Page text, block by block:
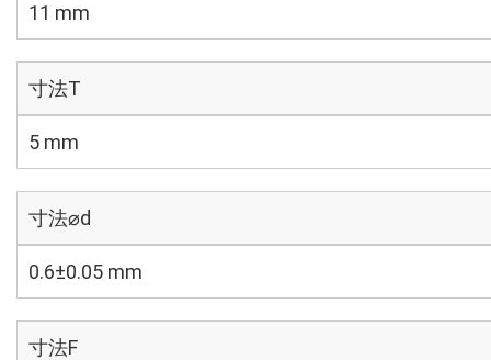
11 mm
寸法T
5 mm
寸法⌀d
0.6±0.05 mm
寸法F